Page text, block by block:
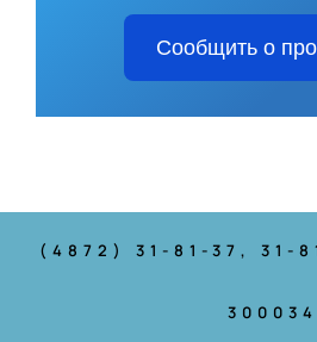
Сообщить о
(4872) 31-81-37, 31-